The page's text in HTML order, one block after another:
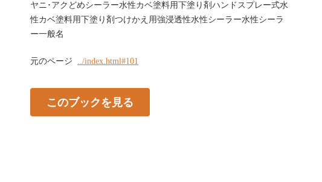
ヤニ･アクどめシーラー水性カベ塗料用下塗り剤ハンドスプレー式水
性カベ塗料用下塗り剤つけかえ用強浸透性水性シーラー水性シーラ
ー一般名
元のページ ../index.html#101
このブックを見る